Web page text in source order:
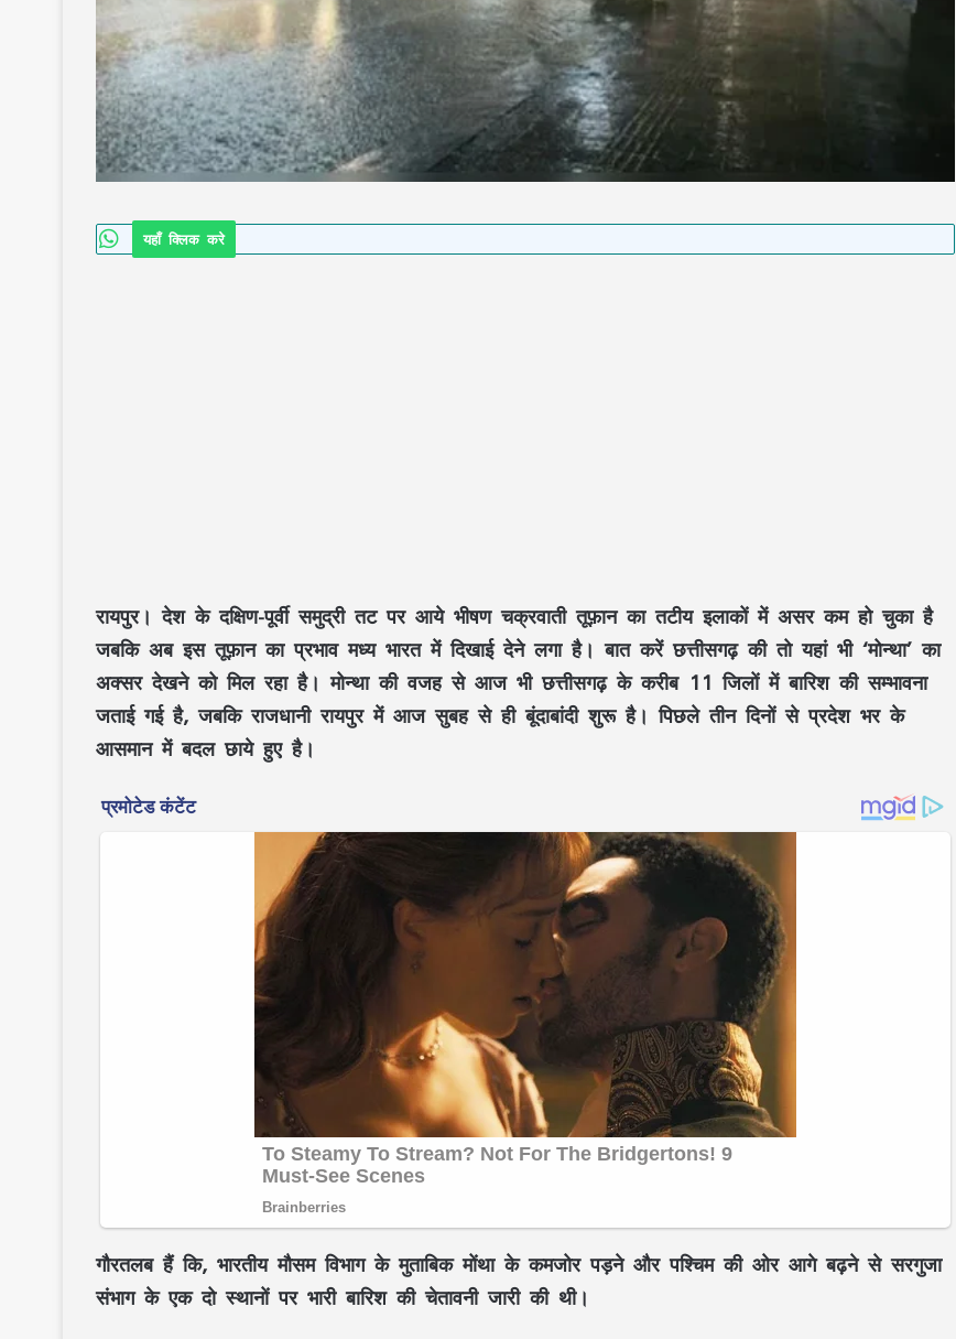
यहाँ क्लिक करे
रायपुर। देश के दक्षिण-पूर्वी समुद्री तट पर आये भीषण चक्रवाती तूफ़ान का तटीय इलाकों में असर कम हो चुका है
जबकि अब इस तूफ़ान का प्रभाव मध्य भारत में दिखाई देने लगा है। बात करें छत्तीसगढ़ की तो यहां भी ‘मोन्था’ का
अक्सर देखने को मिल रहा है। मोन्था की वजह से आज भी छत्तीसगढ़ के करीब 11 जिलों में बारिश की सम्भावना
जताई गई है, जबकि राजधानी रायपुर में आज सुबह से ही बूंदाबांदी शुरू है। पिछले तीन दिनों से प्रदेश भर के
आसमान में बदल छाये हुए है।
गौरतलब हैं कि, भारतीय मौसम विभाग के मुताबिक मोंथा के कमजोर पड़ने और पश्चिम की ओर आगे बढ़ने से सरगुजा
संभाग के एक दो स्थानों पर भारी बारिश की चेतावनी जारी की थी।
के बाहर दो युवकों का धरना, लगाए गंभीर आरोप